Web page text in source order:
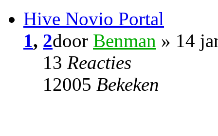
Hive Novio Portal
1, 2door Benman » 14
13 Reacties
12005 Bekeken